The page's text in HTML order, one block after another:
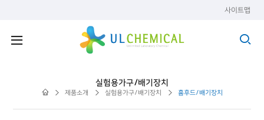
사이트맵
실험용가구/배기장치
제품소개 실험용가구/배기장치 흄후드/배기장치